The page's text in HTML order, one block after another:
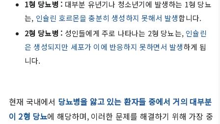
1형 당뇨병 : 대부분 유년기나 청소년기에 발생하는 1형 당뇨
는, 인슐린 호르몬을 충분히 생성하지 못해서 발생합니다.
2형 당뇨병 : 성인들에게 주로 나타나는 2형 당뇨는, 인슐린
은 생성되지만 세포가 이에 반응하지 못하면서 발생하게 됩
니다.
현재 국내에서 당뇨병을 앓고 있는 환자들 중에서 거의 대부분
이 2형 당뇨에 해당하며, 이러한 문제를 해결하기 위해 가장 중